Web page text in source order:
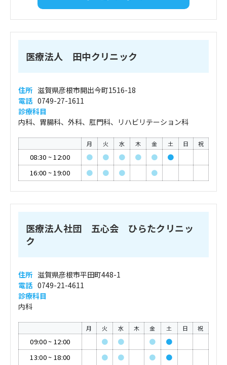
医療法人 田中クリニック
住所 滋賀県彦根市開出今町1516-18
電話 0749-27-1611
診療科目
内科、胃腸科、外科、肛門科、リハビリテーション科
月 火 水 木 金 土 日 祝
08:30 ~12:00 ● ● ● ● ●
●
16:00 ~19:00 ● ● ● ●
医療法人社団 五心会 ひらたクリニッ
ク
住所 滋賀県彦根市平田町448-1
電話 0749-21-4611
診療科目
内科
月 火 水 木 金 土 日 祝
09:00~ 12:00 ● ● ●
●
13:00~ 18:00 ● ● ● ●